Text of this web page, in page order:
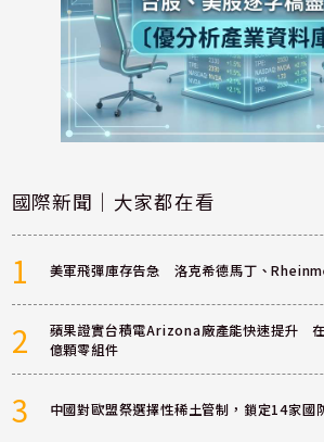
國際新聞｜大家都在看
1 美軍飛彈庫存告急 洛克希德馬丁、
2
蘋果證實台積電Arizona廠產能快速提升
億顆零組件
3 中國對歐盟祭選擇性稀土管制，鎖定14家國